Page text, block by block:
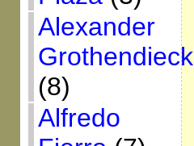
Alexander
Grothendieck
(8)
Alfredo